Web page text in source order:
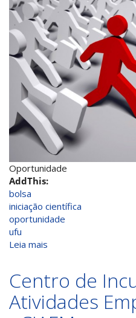
Oportunidade
AddThis:
bolsa
iniciação científica
oportunidade
ufu
Leia mais
abre
vaga
para
Centro de
Atividades